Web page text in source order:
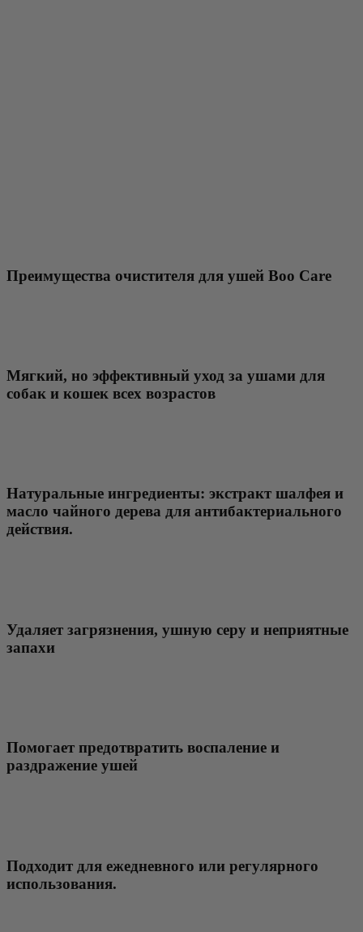
Преимущества очистителя для ушей Boo Care
Мягкий, но эффективный уход за ушами для
собак и кошек всех возрастов
Натуральные ингредиенты: экстракт шалфея и
масло чайного дерева для антибактериального
действия.
Удаляет загрязнения, ушную серу и неприятные
запахи
Помогает предотвратить воспаление и
раздражение ушей
Подходит для ежедневного или регулярного
использования.